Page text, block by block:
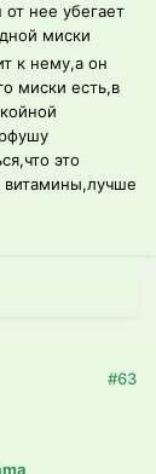
нее убегает
миски
к нему,а он
миски есть,в
это
#63